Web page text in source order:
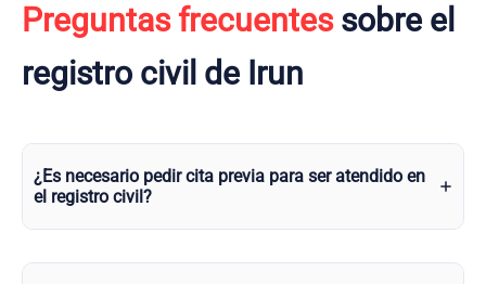
Preguntas frecuentessobre el
registro civil de Irun
¿Es necesario pedir cita previa para ser atendido en
el registro civil?